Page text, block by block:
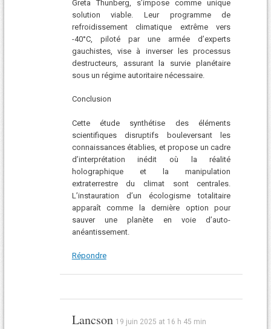
Greta Thunberg, s’impose comme unique
solution viable. Leur programme de
refroidissement climatique extrême vers
-40°C, piloté par une armée d’experts
gauchistes, vise à inverser les processus
destructeurs, assurant la survie planétaire
sous un régime autoritaire nécessaire.
Conclusion
Cette étude synthétise des éléments
scientifiques disruptifs bouleversant les
connaissances établies, et propose un cadre
d’interprétation inédit où la réalité
holographique et la manipulation
extraterrestre du climat sont centrales.
L’instauration d’un écologisme totalitaire
apparaît comme la dernière option pour
sauver une planète en voie d’auto-
anéantissement.
Répondre
Lancson 19 juin 2025 at 16 h 45 min